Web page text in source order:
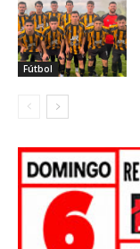
Fútbol